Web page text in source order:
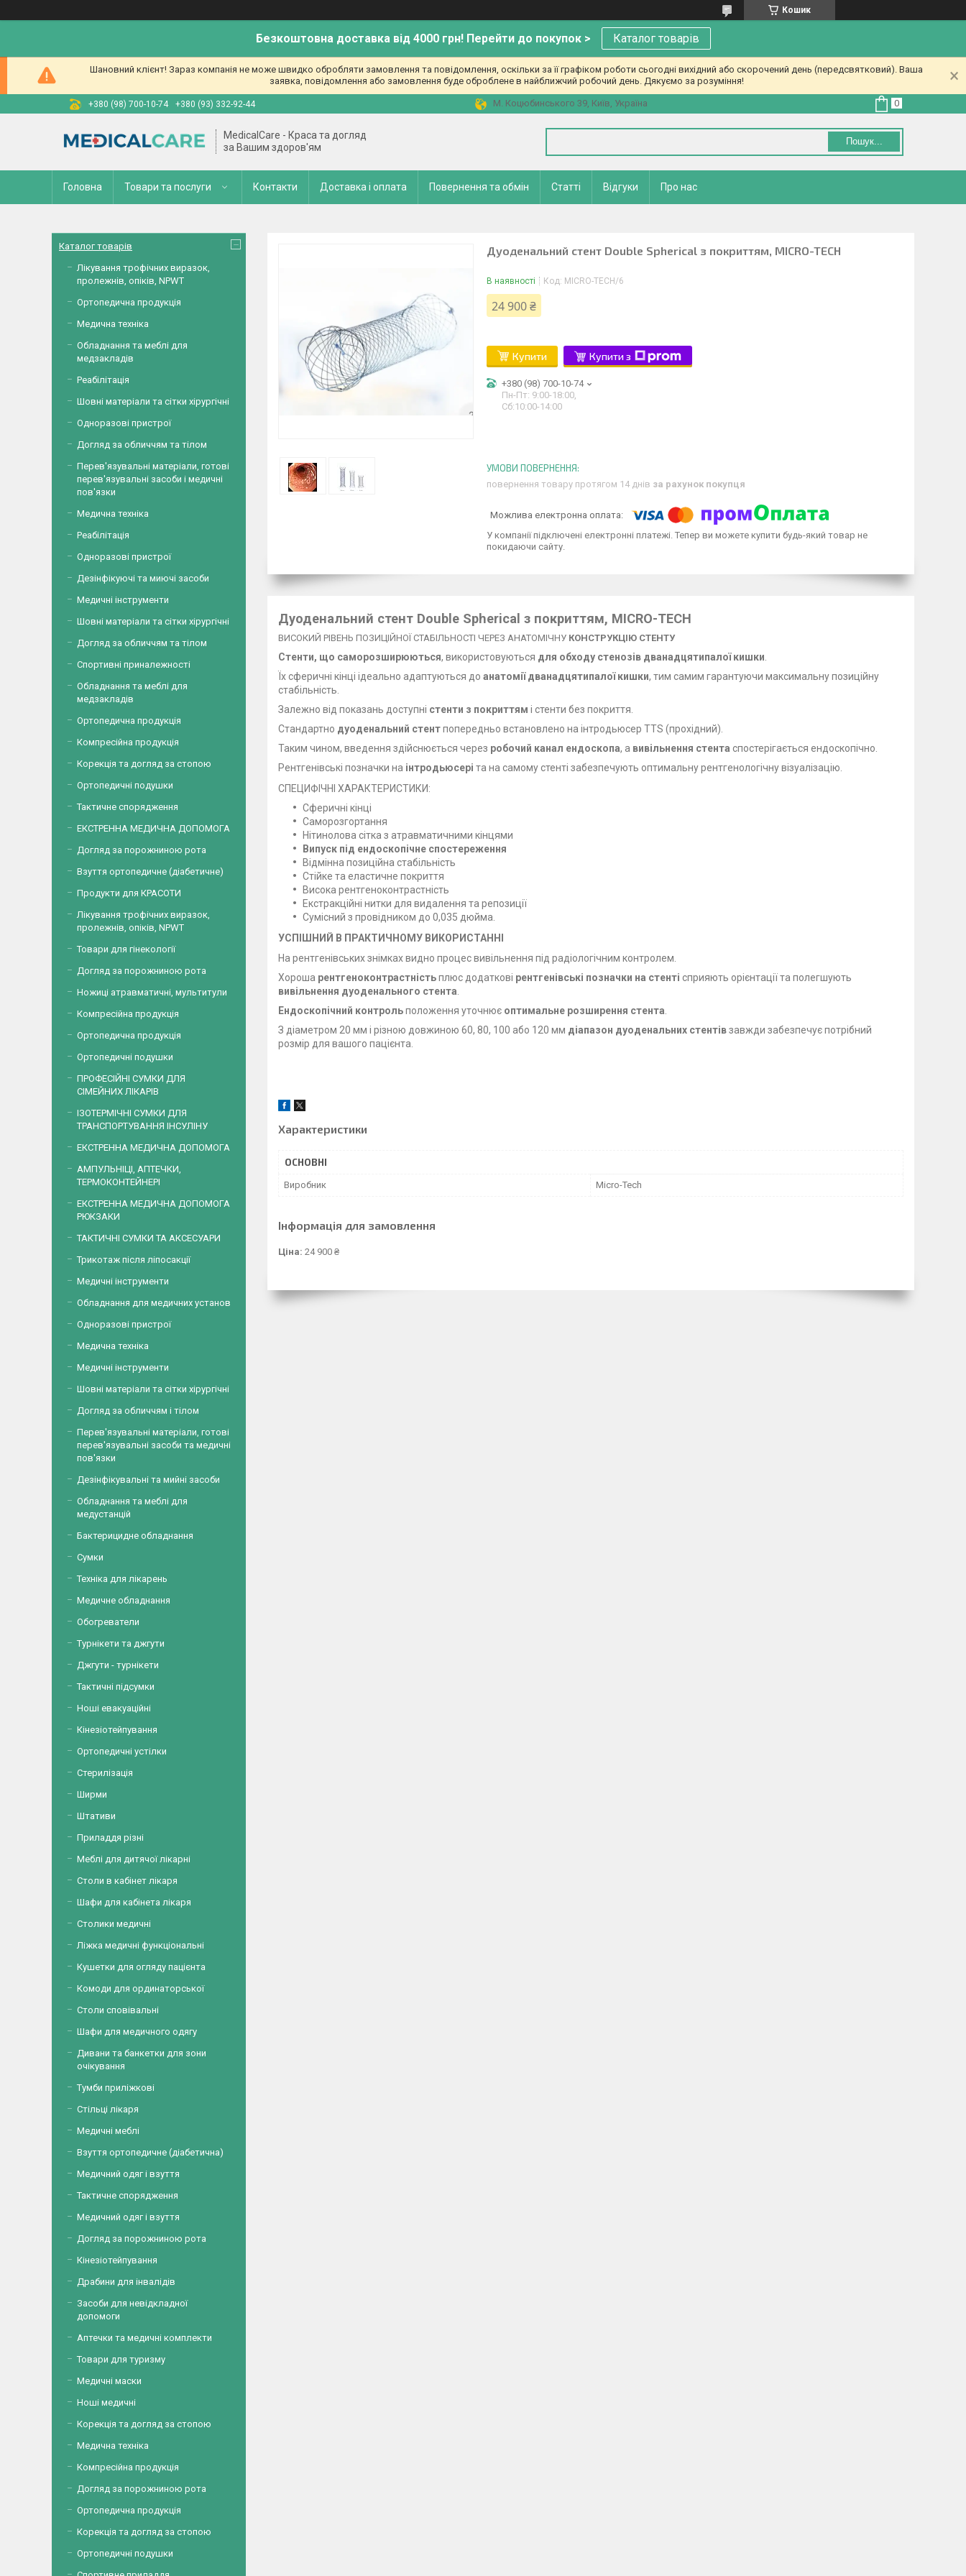
Кошик
Безкоштовна доставка від 4000 грн! Перейти до покупок > Каталог товарів
Шановний клієнт! Зараз компанія не може швидко обробляти замовлення та повідомлення, оскільки за її графіком роботи сьогодні вихідний або скорочений день (передсвятковий). Ваша
заявка, повідомлення або замовлення буде оброблене в найближчий робочий день. Дякуємо за розуміння!
+380 (98) 700-10-74 +380 (93) 332-92-44 М. Коцюбинського 39, Київ, Україна
MedicalCare - Краса та догляд
за Вашим здоров'ям
Пошук...
Головна Товари та послуги Контакти Доставка і оплата Повернення та обмін Статті Відгуки Про нас
Дуоденальний стент Double Spherical з покриттям, MICRO-TECH
В наявності Код: MICRO-TECH/6
24 900 ₴
Купити Купити з
+380 (98) 700-10-74
Пн-Пт: 9:00-18:00,
Сб:10:00-14:00
повернення товару протягом 14 днів за рахунок покупця
У компанії підключені електронні платежі. Тепер ви можете купити будь-який товар не
покидаючи сайту.
Дуоденальний стент Double Spherical з покриттям, MICRO-TECH
ВИСОКИЙ РІВЕНЬ ПОЗИЦІЙНОЇ СТАБІЛЬНОСТІ ЧЕРЕЗ АНАТОМІЧНУ КОНСТРУКЦІЮ СТЕНТУ
Стенти, що саморозширюються, використовуються для обходу стенозів дванадцятипалої кишки
Їх сферичні кінці ідеально адаптуються до анатомії дванадцятипалої кишки, тим самим гарантуючи максимальну позиційну
стабільність.
Залежно від показань доступні стенти з покриттям і стенти без покриття.
Стандартно дуоденальний стентпопередньо встановлено на інтродьюсер TTS (прохідний).
Таким чином, введення здійснюється через робочий канал ендоскопа, а вивільнення стента спостерігається ендоскопічно.
Рентгенівські позначки на інтродьюсері та на самому стенті забезпечують оптимальну рентгенологічну візуалізацію.
СПЕЦИФІЧНІ ХАРАКТЕРИСТИКИ:
Сферичні кінці
Саморозгортання
Нітинолова сітка з атравматичними кінцями
Випуск під ендоскопічне спостереження
Відмінна позиційна стабільність
Стійке та еластичне покриття
Висока рентгеноконтрастність
Екстракційні нитки для видалення та репозиції
Сумісний з провідником до 0,035 дюйма.
УСПІШНИЙ В ПРАКТИЧНОМУ ВИКОРИСТАННІ
На рентгенівських знімках видно процес вивільнення під радіологічним контролем.
Хороша рентгеноконтрастністьплюс додаткові рентгенівські позначки на стенті сприяють орієнтації та полегшують
вивільнення дуоденального стента
Ендоскопічний контрольположення уточнює оптимальне розширення стента
З діаметром 20 мм і різною довжиною 60, 80, 100 або 120 мм діапазон дуоденальних стентівзавжди забезпечує потрібний
розмір для вашого пацієнта.
Характеристики
ОСНОВНІ
Виробник Micro-Tech
Інформація для замовлення
Ціна: 24 900 ₴
Каталог товарів
Лікування трофічних виразок,
пролежнів, опіків, NPWT
Ортопедична продукція
Медична техніка
Обладнання та меблі для
медзакладів
Реабілітація
Шовні матеріали та сітки хірургічні
Одноразові пристрої
Догляд за обличчям та тілом
Перев'язувальні матеріали, готові
перев'язувальні засоби і медичні
пов'язки
Медична техніка
Реабілітація
Одноразові пристрої
Дезінфікуючі та миючі засоби
Медичні інструменти
Шовні матеріали та сітки хірургічні
Догляд за обличчям та тілом
Спортивні приналежності
Обладнання та меблі для
медзакладів
Ортопедична продукція
Компресійна продукція
Корекція та догляд за стопою
Ортопедичні подушки
Тактичне спорядження
ЕКСТРЕННА МЕДИЧНА ДОПОМОГА
Догляд за порожниною рота
Взуття ортопедичне (діабетичне)
Продукти для КРАСОТИ
Лікування трофічних виразок,
пролежнів, опіків, NPWT
Товари для гінекології
Догляд за порожниною рота
Ножиці атравматичні, мультитули
Компресійна продукція
Ортопедична продукція
Ортопедичні подушки
ПРОФЕСІЙНІ СУМКИ ДЛЯ
СІМЕЙНИХ ЛІКАРІВ
ІЗОТЕРМІЧНІ СУМКИ ДЛЯ
ТРАНСПОРТУВАННЯ ІНСУЛІНУ
ЕКСТРЕННА МЕДИЧНА ДОПОМОГА
АМПУЛЬНІЦІ, АПТЕЧКИ,
ТЕРМОКОНТЕЙНЕРІ
ЕКСТРЕННА МЕДИЧНА ДОПОМОГА
РЮКЗАКИ
ТАКТИЧНІ СУМКИ ТА АКСЕСУАРИ
Трикотаж після ліпосакції
Медичні інструменти
Обладнання для медичних установ
Одноразові пристрої
Медична техніка
Медичні інструменти
Шовні матеріали та сітки хірургічні
Догляд за обличчям і тілом
Перев'язувальні матеріали, готові
перев'язувальні засоби та медичні
пов'язки
Дезінфікувальні та мийні засоби
Обладнання та меблі для
медустанцій
Бактерицидне обладнання
Сумки
Техніка для лікарень
Медичне обладнання
Обогреватели
Турнікети та джгути
Джгути - турнікети
Тактичні підсумки
Ноші евакуаційні
Кінезіотейпування
Ортопедичні устілки
Стерилізація
Ширми
Штативи
Приладдя різні
Меблі для дитячої лікарні
Столи в кабінет лікаря
Шафи для кабінета лікаря
Столики медичні
Ліжка медичні функціональні
Кушетки для огляду пацієнта
Комоди для ординаторської
Столи сповівальні
Шафи для медичного одягу
Дивани та банкетки для зони
очікування
Тумби приліжкові
Стільці лікаря
Медичні меблі
Взуття ортопедичне (діабетична)
Медичний одяг і взуття
Тактичне спорядження
Медичний одяг і взуття
Догляд за порожниною рота
Кінезіотейпування
Драбини для інвалідів
Засоби для невідкладної
допомоги
Аптечки та медичні комплекти
Товари для туризму
Медичні маски
Ноші медичні
Корекція та догляд за стопою
Медична техніка
Компресійна продукція
Догляд за порожниною рота
Ортопедична продукція
Корекція та догляд за стопою
Ортопедичні подушки